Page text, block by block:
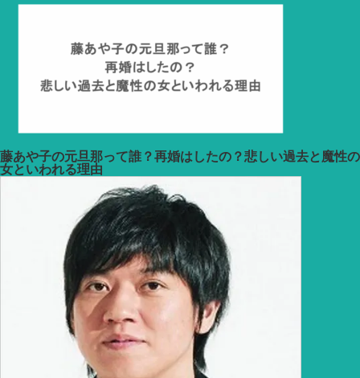
藤あや子の元旦那って誰？再婚はしたの？悲しい過去と魔性の
女といわれる理由